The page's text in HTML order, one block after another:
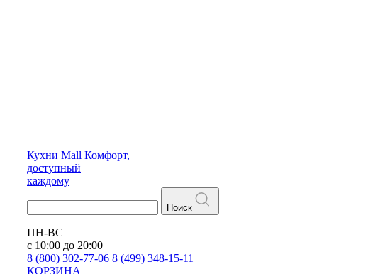
Кухни Mall Комфорт,
доступный
каждому
Поиск
ПН-ВС
с 10:00 до 20:00
8 (800) 302-77-06 8 (499) 348-15-11
КОРЗИНА